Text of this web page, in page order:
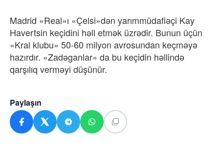
Madrid «Real»ı «Çelsi»dən yarımmüdafiəçi Kay
Havertsin keçidini həll etmək üzrədir. Bunun üçün
«Kral klubu» 50-60 milyon avrosundan keçməyə
hazırdır. «Zadəganlar» da bu keçidin həllində
qarşılıq verməyi düşünür.
Paylaşın